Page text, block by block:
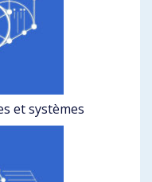
et systèmes